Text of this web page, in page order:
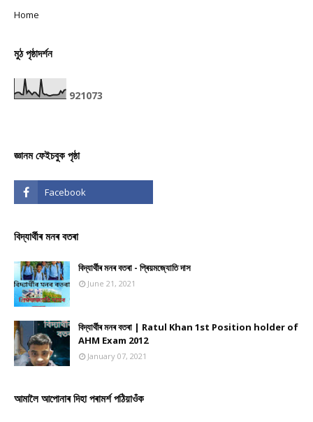
Home
মুঠ পৃষ্ঠাদৰ্শন
921073
জ্ঞানম ফেইচবুক পৃষ্ঠা
বিদ্যাৰ্থীৰ মনৰ বতৰা
বিদ্যাৰ্থীৰ মনৰ বতৰা - প্ৰিয়মজ্যোতি দাস
June 21, 2021
বিদ্যাৰ্থীৰ মনৰ বতৰা | Ratul Khan 1st Position holder of
AHM Exam 2012
January 07, 2021
আমালৈ আপোনাৰ দিহা পৰামৰ্শ পঠিয়াওঁক